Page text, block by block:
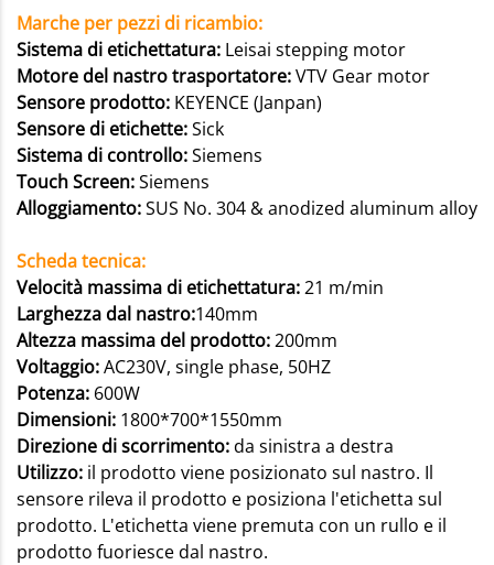
Marche per pezzi di ricambio:
Sistema di etichettatura: Leisai stepping motor
Motore del nastro trasportatore:VTV Gear motor
Sensore prodotto: KEYENCE (Janpan)
Sensore di etichette:Sick
Sistema di controllo:Siemens
Touch Screen:Siemens
Alloggiamento:SUS No. 304 & anodized aluminum alloy
Scheda tecnica:
Velocità massima di etichettatura:21 m/min
Larghezza dal nastro:140mm
Altezza massima del prodotto:200mm
Voltaggio:AC230V, single phase, 50HZ
Potenza: 600W
Dimensioni: 1800*700*1550mm
Direzione di scorrimento:da sinistra a destra
Utilizzo: il prodotto viene posizionato sul nastro. Il
sensore rileva il prodotto e posiziona l'etichetta sul
prodotto. L'etichetta viene premuta con un rullo e il
prodotto fuoriesce dal nastro.